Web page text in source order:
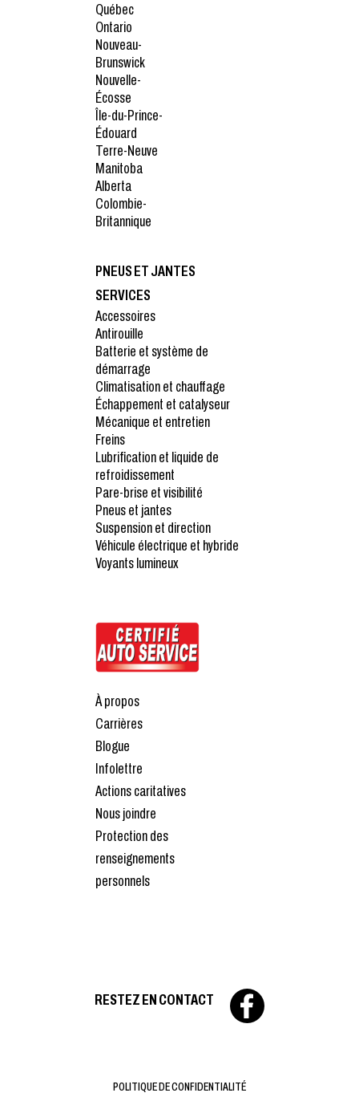
Québec
Ontario
Nouveau-
Brunswick
Nouvelle-
Écosse
Île-du-Prince-
Édouard
Terre-Neuve
Manitoba
Alberta
Colombie-
Britannique
PNEUS ET JANTES
SERVICES
Accessoires
Antirouille
Batterie et système de
démarrage
Climatisation et chauffage
Échappement et catalyseur
Mécanique et entretien
Freins
Lubrification et liquide de
refroidissement
Pare-brise et visibilité
Pneus et jantes
Suspension et direction
Véhicule électrique et hybride
Voyants lumineux
À propos
Carrières
Blogue
Infolettre
Actions caritatives
Nous joindre
Protection des
renseignements
personnels
RESTEZ EN CONTACT
POLITIQUE DE CONFIDENTIALITÉ